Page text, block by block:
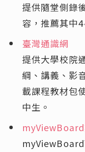
提供隨堂側錄
容，推薦其中
臺灣通識網
提供大學校院
綱、講義、影
載課程教材包
中生。